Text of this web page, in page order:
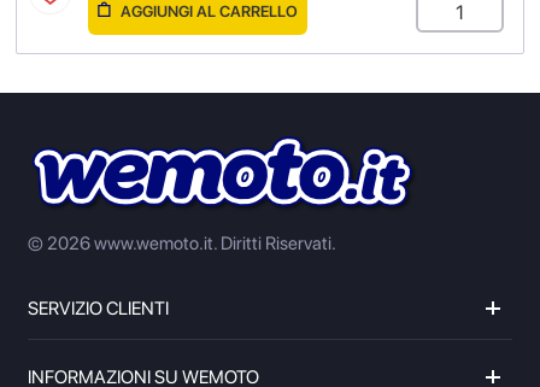
AGGIUNGI AL CARRELLO
© 2026 www.wemoto.it. Diritti Riservati.
SERVIZIO CLIENTI
INFORMAZIONI SU WEMOTO